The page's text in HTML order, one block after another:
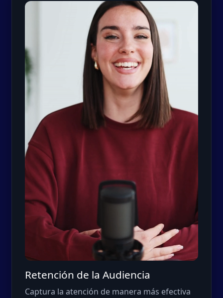
Retención de la Audiencia
Captura la atención de manera más efectiva